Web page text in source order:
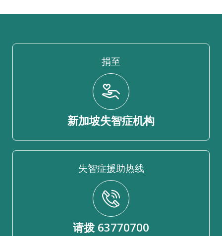
捐至
新加坡失智症机构
失智症援助热线
请拨 63770700